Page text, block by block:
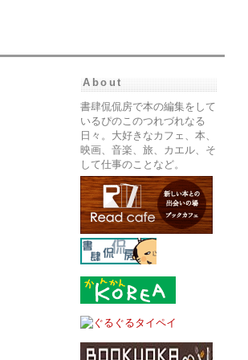
About
書肆侃侃房で本の編集をして
いるぴのこのつれづれなる
日々。大好きなカフェ、本、
映画、音楽、旅、カエル、そ
して仕事のことなど。